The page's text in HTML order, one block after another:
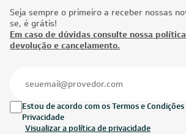
Seja sempre o primeiro a receber nossas
se, é grátis!
Em caso de dúvidas consulte nossa
devolução e cancelamento.
Estou de acordo com os Termos e
Privacidade
Visualizar a política de privacidade